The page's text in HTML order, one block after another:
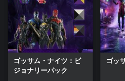
ゴッサム・ナイツ：ビ
ジョナリーパック
ゴッ